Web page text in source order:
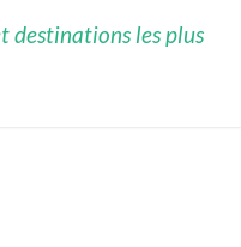
destinations les plus